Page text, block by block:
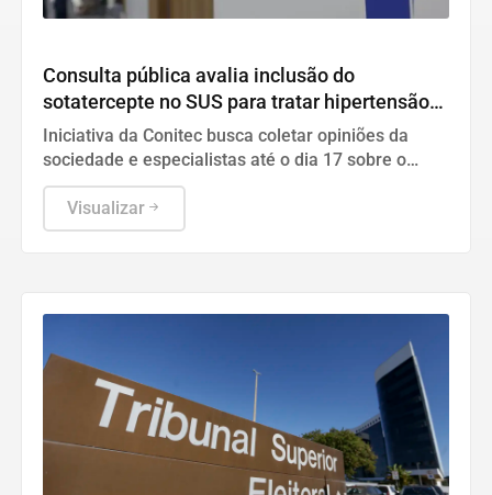
Consulta pública avalia inclusão do
sotatercepte no SUS para tratar hipertensão
arterial pulmonar
Iniciativa da Conitec busca coletar opiniões da
sociedade e especialistas até o dia 17 sobre o
remédio indicado para adultos com HAP.
Visualizar